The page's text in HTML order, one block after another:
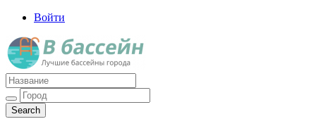
Войти
Лучшие бассейны города